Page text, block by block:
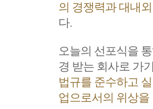
의 경쟁력과 대내
다.
오늘의 선포식을
경 받는 회사로 가
법규를 준수하고
업으로서의 위상을